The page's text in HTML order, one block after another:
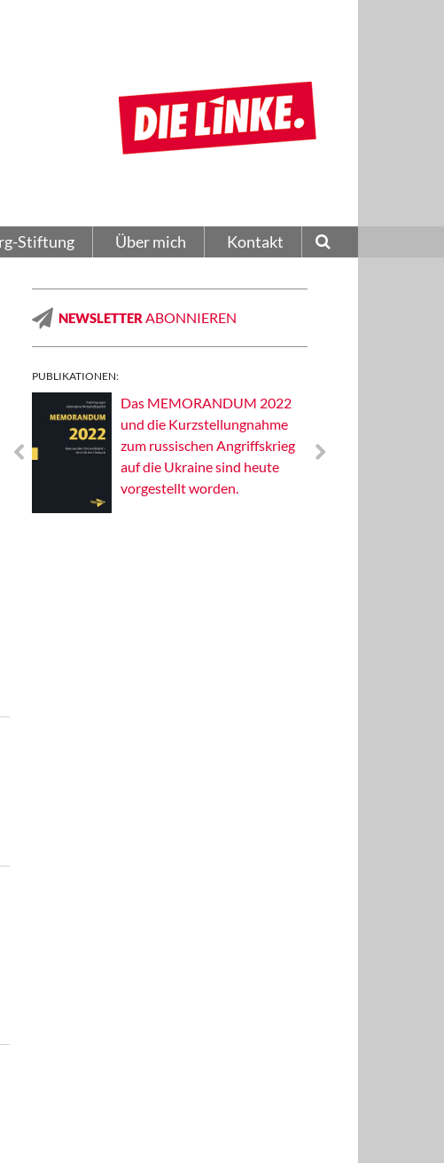
Stiftung Über mich Kontakt
NEWSLETTER ABONNIEREN
PUBLIKATIONEN:
Das MEMORANDUM 2022
und die Kurzstellungnahme
zum russischen Angriffskrieg
auf die Ukraine sind heute
vorgestellt worden.